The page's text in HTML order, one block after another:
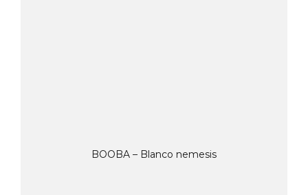
BOOBA – Blanco nemesis